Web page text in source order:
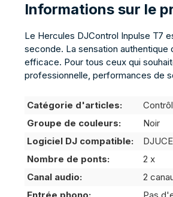
Informations sur le
Le Hercules DJControl Inpulse T7
seconde. La sensation authentique
efficace. Pour tous ceux qui
professionnelle, performances de
Catégorie d'articles:
Groupe de couleurs:
Noir
Logiciel DJ compatible:
Nombre de ponts:
2 x
Canal audio:
2